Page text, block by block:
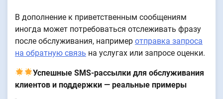
В дополнение к приветственным сообщениям
иногда может потребоваться отслеживать фразу
после обслуживания, например отправка запроса
на обратную связь на услугах или запросе оценки.
Успешные SMS-рассылки для обслуживания
клиентов и поддержки — реальные примеры